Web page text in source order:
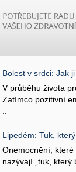
Bolest v srdci: Jak
V průběhu života
Zatímco pozitivní
Lipedém: Tuk,
Onemocnění, které
nazývají „tuk, který